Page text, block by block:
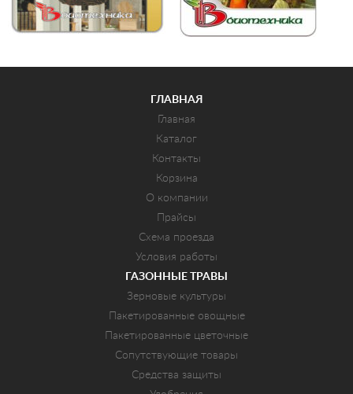
ГЛАВНАЯ
Главная
Каталог
Контакты
Корзина
О компании
Прайсы
Схема проезда
Условия работы
ГАЗОННЫЕ ТРАВЫ
Зерновые культуры
Пакетированные овощные
Пакетированные цветочные
Сопутствующие товары
Средства защиты